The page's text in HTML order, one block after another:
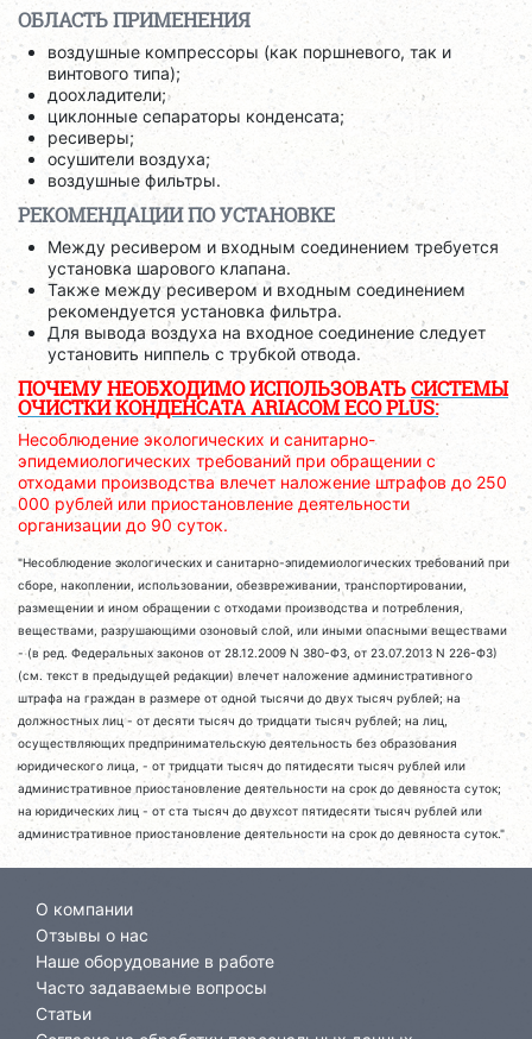
ОБЛАСТЬ ПРИМЕНЕНИЯ
воздушные компрессоры (как поршневого, так и
винтового типа);
доохладители;
циклонные сепараторы конденсата;
ресиверы;
осушители воздуха;
воздушные фильтры.
РЕКОМЕНДАЦИИ ПО УСТАНОВКЕ
Между ресивером и входным соединением требуется
установка шарового клапана.
Также между ресивером и входным соединением
рекомендуется установка фильтра.
Для вывода воздуха на входное соединение следует
установить ниппель с трубкой отвода.
ПОЧЕМУ НЕОБХОДИМО ИСПОЛЬЗОВАТЬСИСТЕМЫ
ОЧИСТКИ КОНДЕНСАТА ARIACOM ECO PLUS:
Несоблюдение экологических и санитарно-
эпидемиологических требований при обращении с
отходами производства влечет наложение штрафов до 250
000 рублей или приостановление деятельности
организации до 90 суток.
"Несоблюдение экологических и санитарно-эпидемиологических требований при
сборе, накоплении, использовании, обезвреживании, транспортировании,
размещении и ином обращении с отходами производства и потребления,
веществами, разрушающими озоновый слой, или иными опасными веществами
- (в ред. Федеральных законов от 28.12.2009 N 380-ФЗ, от 23.07.2013 N 226-ФЗ)
(см. текст в предыдущей редакции) влечет наложение административного
штрафа на граждан в размере от одной тысячи до двух тысяч рублей; на
должностных лиц - от десяти тысяч до тридцати тысяч рублей; на лиц,
осуществляющих предпринимательскую деятельность без образования
юридического лица, - от тридцати тысяч до пятидесяти тысяч рублей или
административное приостановление деятельности на срок до девяноста суток;
на юридических лиц - от ста тысяч до двухсот пятидесяти тысяч рублей или
административное приостановление деятельности на срок до девяноста суток."
О компании
Отзывы о нас
Наше оборудование в работе
Часто задаваемые вопросы
Статьи